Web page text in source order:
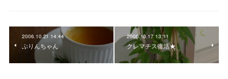
2006.10.21 14:44
ぷりんちゃん
2006.10.17 13:11
クレマチス復活★